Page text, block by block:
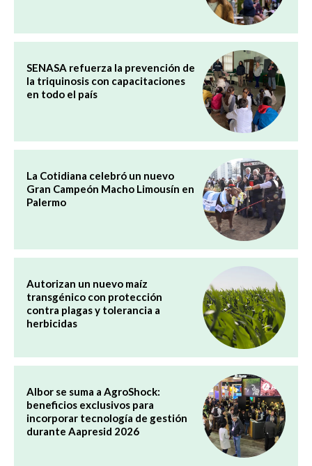
SENASA refuerza la prevención de
la triquinosis con capacitaciones
en todo el país
La Cotidiana celebró un nuevo
Gran Campeón Macho Limousín en
Palermo
Autorizan un nuevo maíz
transgénico con protección
contra plagas y tolerancia a
herbicidas
Albor se suma a AgroShock:
beneficios exclusivos para
incorporar tecnología de gestión
durante Aapresid 2026